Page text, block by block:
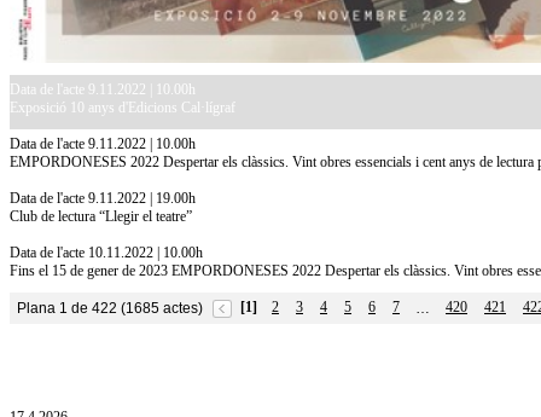
Data de l'acte 9.11.2022 | 10.00h
Exposició 10 anys d'Edicions Cal·lígraf
Data de l'acte 9.11.2022 | 10.00h
EMPORDONESES 2022 Despertar els clàssics. Vint obres essencials i cent anys de lectura
Data de l'acte 9.11.2022 | 19.00h
Club de lectura “Llegir el teatre”
Data de l'acte 10.11.2022 | 10.00h
Fins el 15 de gener de 2023 EMPORDONESES 2022 Despertar els clàssics. Vint obres
Plana 1 de 422 (1685 actes) [1] 2 3 4 5 6 7 … 420 421